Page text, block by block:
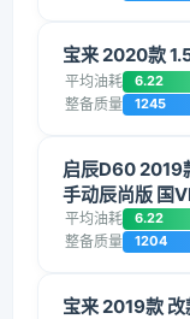
宝来 2020款
平均油耗 6.22
整备质量 1245
启辰D60 2019
手动辰尚版 国
平均油耗 6.22
整备质量 1204
宝来 2019款